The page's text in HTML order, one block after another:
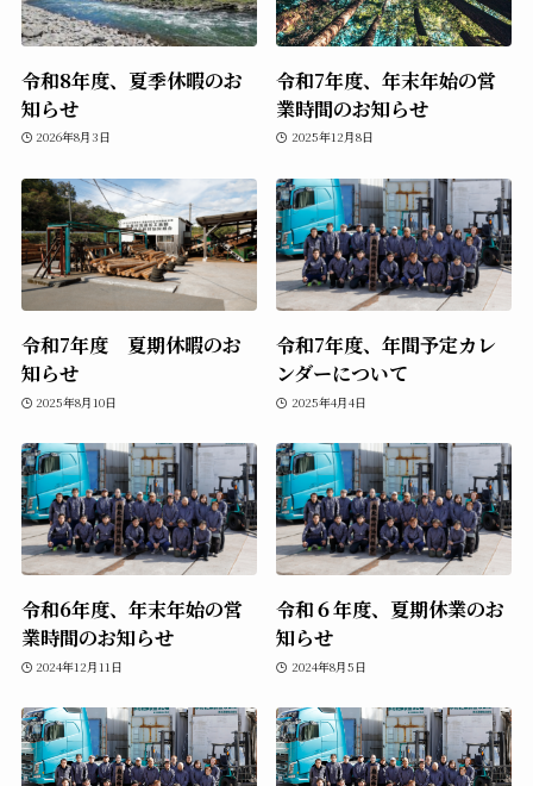
令和8年度、夏季休暇のお
知らせ
2026年8月3日
令和7年度、年末年始の営
業時間のお知らせ
2025年12月8日
令和7年度 夏期休暇のお
知らせ
2025年8月10日
令和7年度、年間予定カレ
ンダーについて
2025年4月4日
令和6年度、年末年始の営
業時間のお知らせ
2024年12月11日
令和６年度、夏期休業のお
知らせ
2024年8月5日